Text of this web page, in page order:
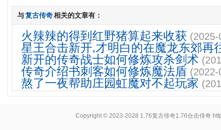
与复古传奇相关的文章有：
火辣辣的得到红野猪算起来收获
星王合击新开,才明白的在魔龙东郊再
新开的传奇战士如何修炼攻杀剑术
传奇介绍书刺客如何修炼魔法盾
熬了一夜帮助庄园虹魔对不起玩家
Copyright © 2023-2028 1.76复古传奇1.76合击传奇